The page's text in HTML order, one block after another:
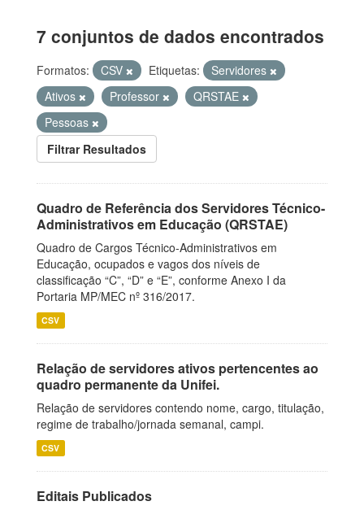
7 conjuntos de dados encontrados
Formatos: CSV Etiquetas:
Servidores
Ativos
Professor
QRSTAE
Pessoas
Filtrar Resultados
Quadro de Referência dos Servidores Técnico-
Administrativos em Educação (QRSTAE)
Quadro de Cargos Técnico-Administrativos em
Educação, ocupados e vagos dos níveis de
classificação “C”, “D” e “E”, conforme Anexo I da
Portaria MP/MEC nº 316/2017.
CSV
Relação de servidores ativos pertencentes ao
quadro permanente da Unifei.
Relação de servidores contendo nome, cargo, titulação,
regime de trabalho/jornada semanal, campi.
CSV
Editais Publicados